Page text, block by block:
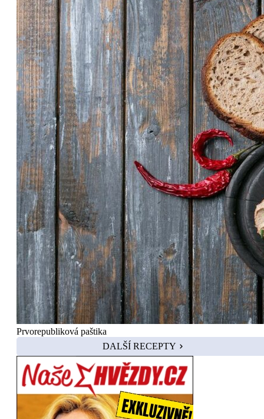
Prvorepubliková paštika
DALŠÍ RECEPTY